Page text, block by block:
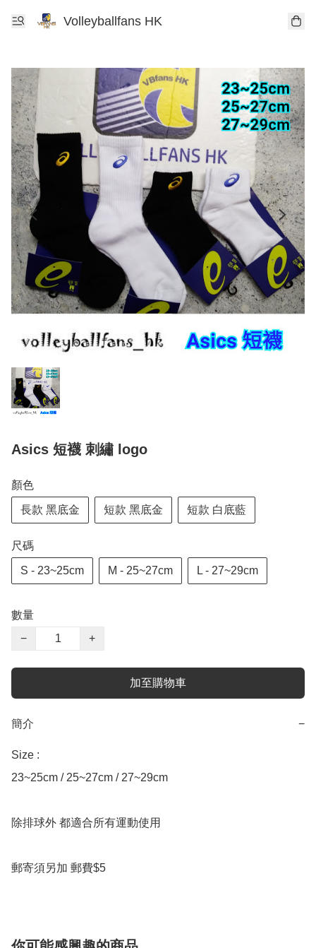
Volleyballfans HK
Asics 短襪 刺繡 logo
顏色
長款 黑底金 短款 黑底金 短款 白底藍
尺碼
S - 23~25cm M - 25~27cm L - 27~29cm
數量
−
+
加至購物車
簡介 −
Size :
23~25cm / 25~27cm / 27~29cm
除排球外 都適合所有運動使用
郵寄須另加 郵費$5